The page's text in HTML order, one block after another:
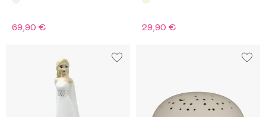
69,90 € 29,90 €